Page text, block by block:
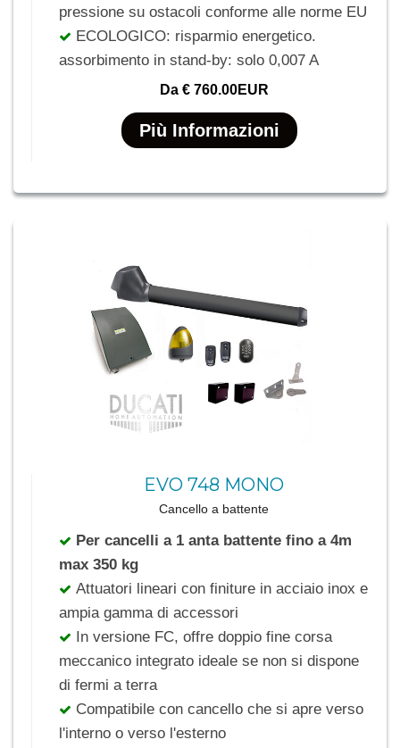
pressione su ostacoli conforme alle norme EU
ECOLOGICO: risparmio energetico.
assorbimento in stand-by: solo 0,007 A
Da € 760.00EUR
Più Informazioni
EVO 748 MONO
Cancello a battente
Per cancelli a 1 anta battente fino a 4m
max 350 kg
Attuatori lineari con finiture in acciaio inox e
ampia gamma di accessori
In versione FC, offre doppio fine corsa
meccanico integrato ideale se non si dispone
di fermi a terra
Compatibile con cancello che si apre verso
l'interno o verso l'esterno